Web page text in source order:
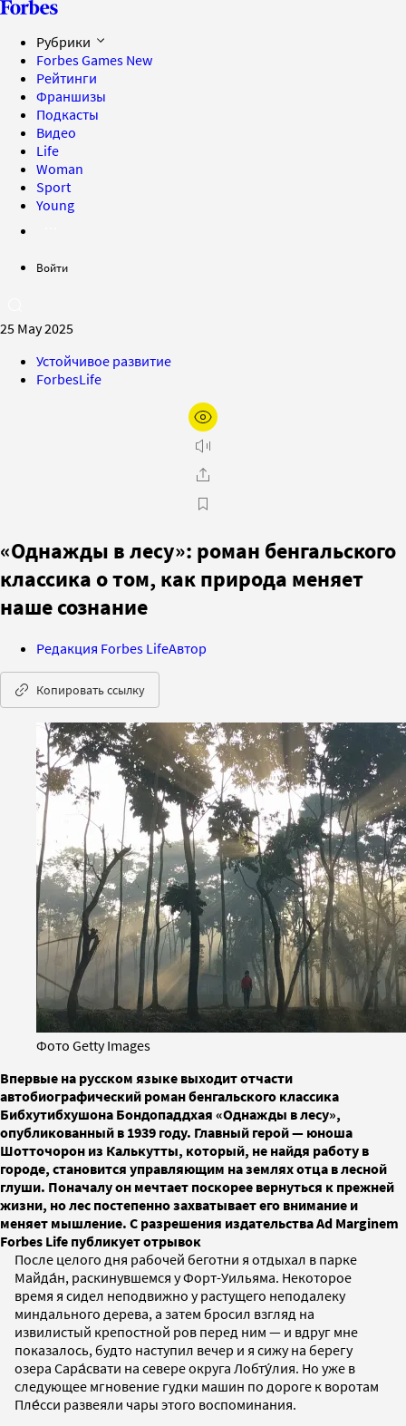
Рубрики
Forbes Games New
Рейтинги
Франшизы
Подкасты
Видео
Life
Woman
Sport
Young
Войти
25 May 2025
Устойчивое развитие
ForbesLife
«Однажды в лесу»: роман бенгальского
классика о том, как природа меняет
наше сознание
Редакция Forbes LifeАвтор
Копировать ссылку
Фото Getty Images
Впервые на русском языке выходит отчасти
автобиографический роман бенгальского классика
Бибхутибхушона Бондопаддхая «Однажды в лесу»,
опубликованный в 1939 году. Главный герой — юноша
Шотточорон из Калькутты, который, не найдя работу в
городе, становится управляющим на землях отца в лесной
глуши. Поначалу он мечтает поскорее вернуться к прежней
жизни, но лес постепенно захватывает его внимание и
меняет мышление. С разрешения издательства Ad Marginem
Forbes Life публикует отрывок
После целого дня рабочей беготни я отдыхал в парке
Майда́н, раскинувшемся у Форт-Уильяма. Некоторое
время я сидел неподвижно у растущего неподалеку
миндального дерева, а затем бросил взгляд на
извилистый крепостной ров перед ним — и вдруг мне
показалось, будто наступил вечер и я сижу на берегу
озера Сара́свати на севере округа Лобту́лия. Но уже в
следующее мгновение гудки машин по дороге к воротам
Пле́сси развеяли чары этого воспоминания.